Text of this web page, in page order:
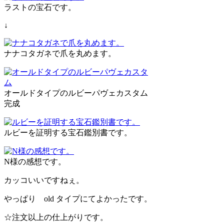
ラストの宝石です。
↓
ナナコタガネで爪を丸めます。
オールドタイプのルビーパヴェカスタム
完成
ルビーを証明する宝石鑑別書です。
N様の感想です。
カッコいいですねぇ。
やっぱり old タイプにてよかったです。
☆注文以上の仕上がりです。